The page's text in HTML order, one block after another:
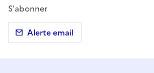
S'abonner
Alerte email